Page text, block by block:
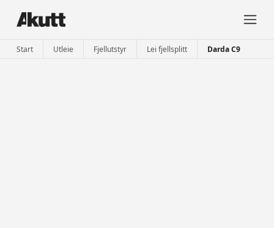
Start Utleie Fjellutstyr Lei fjellsplitt Darda C9